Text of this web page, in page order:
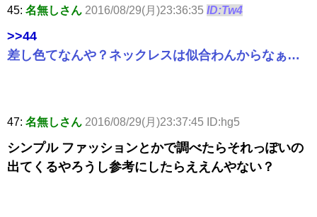
45: 名無しさん 2016/08/29(月)23:36:35 ID:Tw4
>>44
差し色てなんや？ネックレスは似合わんからなぁ…
47: 名無しさん 2016/08/29(月)23:37:45 ID:hg5
シンプル ファッションとかで調べたらそれっぽいの
出てくるやろうし参考にしたらええんやない？